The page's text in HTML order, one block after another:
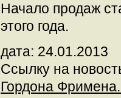
Начало продаж
этого года.
дата: 24.01.2013
Ссылку на
Гордона